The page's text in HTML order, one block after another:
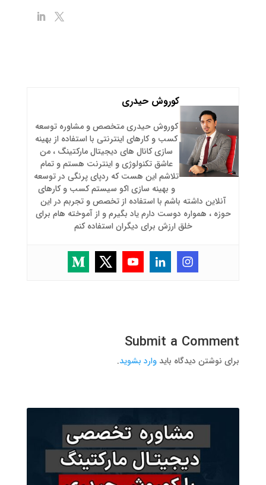
کوروش حیدری
کوروش حیدری متخصص و مشاوره توسعه
کسب و کارهای اینترنتی با استفاده از بهینه
سازی کانال های دیجیتال مارکتینگ ، من
عاشق تکنولوژی و اینترنت هستم و تمام
تلاشم این هست که ردپای پرنگی در توسعه
و بهینه سازی اکو سیستم کسب و کارهای
آنلاین داشته باشم با استفاده از تخصص و تجربم در این
حوزه ، همواره دوست دارم یاد بگیرم و از آموخته هام برای
خلق ارزش برای دیگران استفاده کنم
Submit a Comment
برای نوشتن دیدگاه باید وارد بشوید.